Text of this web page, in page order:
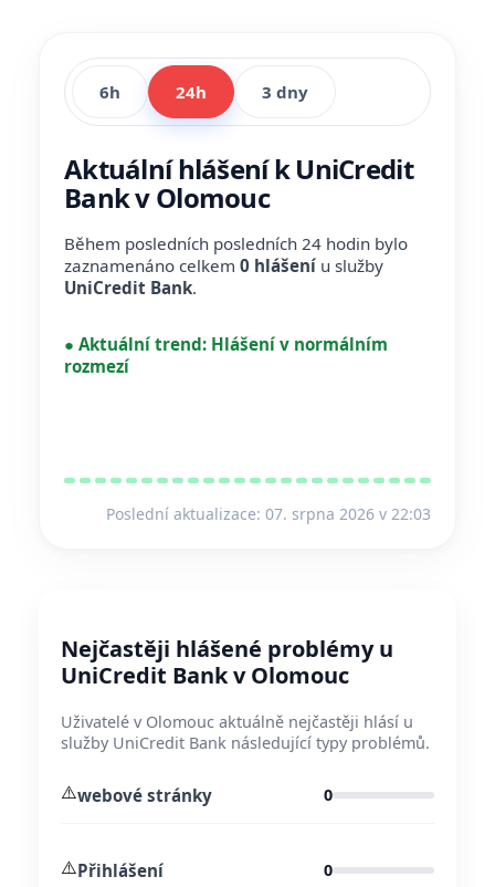
6h 24h 3 dny
Aktuální hlášení k UniCredit
Bank v Olomouc
Během posledních posledních 24 hodin bylo
zaznamenáno celkem 0 hlášení u služby
UniCredit Bank.
● Aktuální trend: Hlášení v normálním
rozmezí
Poslední aktualizace: 07. srpna 2026 v 22:03
Nejčastěji hlášené problémy u
UniCredit Bank v Olomouc
Uživatelé v Olomouc aktuálně nejčastěji hlásí u
služby UniCredit Bank následující typy problémů.
⚠️webové stránky 0
⚠️Přihlášení 0